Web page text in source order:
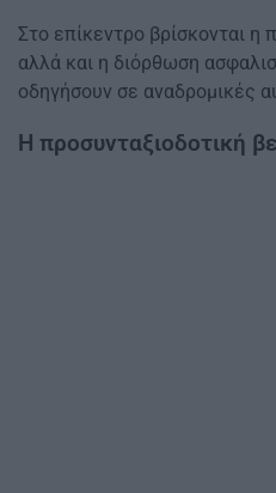
Στο επίκεντρο βρίσκονται
αλλά και η διόρθωση
οδηγήσουν σε αναδρομικές
Η προσυνταξιοδοτική